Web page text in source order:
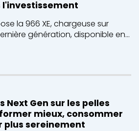
l'investissement
la 966 XE, chargeuse sur
génération, disponible en...
Next Gen sur les pelles
mieux, consommer
plus sereinement